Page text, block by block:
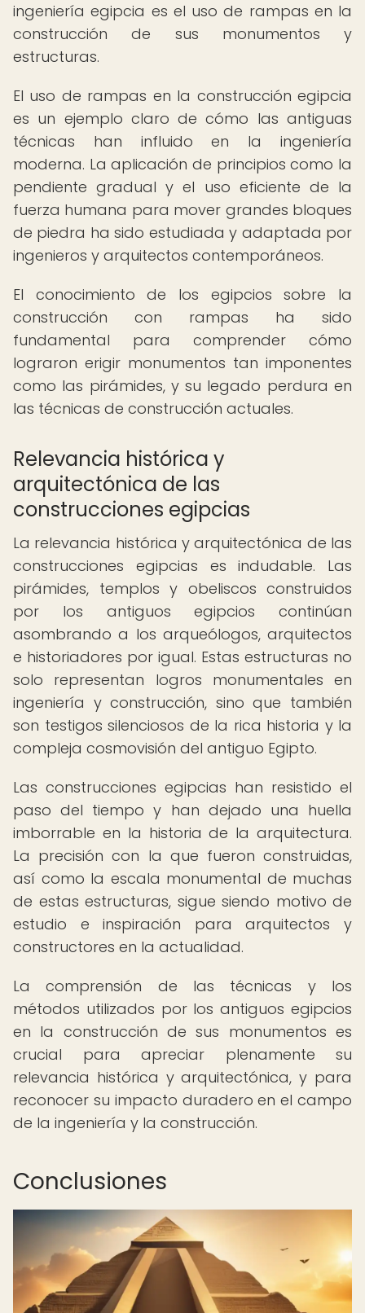
ingeniería egipcia es el uso de rampas en la
construcción de sus monumentos y
estructuras.
El uso de rampas en la construcción egipcia
es un ejemplo claro de cómo las antiguas
técnicas han influido en la ingeniería
moderna. La aplicación de principios como la
pendiente gradual y el uso eficiente de la
fuerza humana para mover grandes bloques
de piedra ha sido estudiada y adaptada por
ingenieros y arquitectos contemporáneos.
El conocimiento de los egipcios sobre la
construcción con rampas ha sido
fundamental para comprender cómo
lograron erigir monumentos tan imponentes
como las pirámides, y su legado perdura en
las técnicas de construcción actuales.
Relevancia histórica y
arquitectónica de las
construcciones egipcias
La relevancia histórica y arquitectónica de las
construcciones egipcias es indudable. Las
pirámides, templos y obeliscos construidos
por los antiguos egipcios continúan
asombrando a los arqueólogos, arquitectos
e historiadores por igual. Estas estructuras no
solo representan logros monumentales en
ingeniería y construcción, sino que también
son testigos silenciosos de la rica historia y la
compleja cosmovisión del antiguo Egipto.
Las construcciones egipcias han resistido el
paso del tiempo y han dejado una huella
imborrable en la historia de la arquitectura.
La precisión con la que fueron construidas,
así como la escala monumental de muchas
de estas estructuras, sigue siendo motivo de
estudio e inspiración para arquitectos y
constructores en la actualidad.
La comprensión de las técnicas y los
métodos utilizados por los antiguos egipcios
en la construcción de sus monumentos es
crucial para apreciar plenamente su
relevancia histórica y arquitectónica, y para
reconocer su impacto duradero en el campo
de la ingeniería y la construcción.
Conclusiones